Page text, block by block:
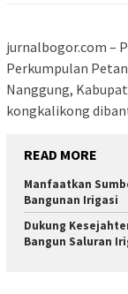
jurnalbogor.com –
Perkumpulan
Nanggung,
kongkalikong
READ MORE
Manfaatkan
Bangunan Irigasi
Dukung
Bangun Saluran